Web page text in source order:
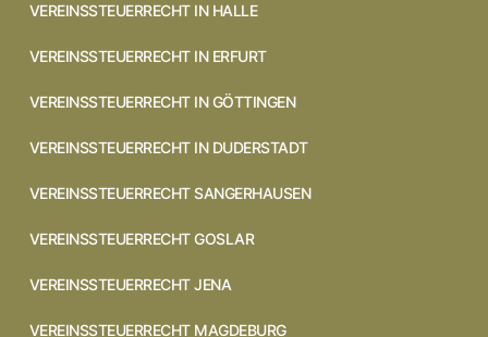
VEREINSSTEUERRECHT IN HALLE
VEREINSSTEUERRECHT IN ERFURT
VEREINSSTEUERRECHT IN GÖTTINGEN
VEREINSSTEUERRECHT IN DUDERSTADT
VEREINSSTEUERRECHT SANGERHAUSEN
VEREINSSTEUERRECHT GOSLAR
VEREINSSTEUERRECHT JENA
VEREINSSTEUERRECHT MAGDEBURG